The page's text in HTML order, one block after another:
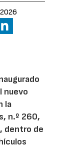
nuevo
la
n.º 260,
dentro de